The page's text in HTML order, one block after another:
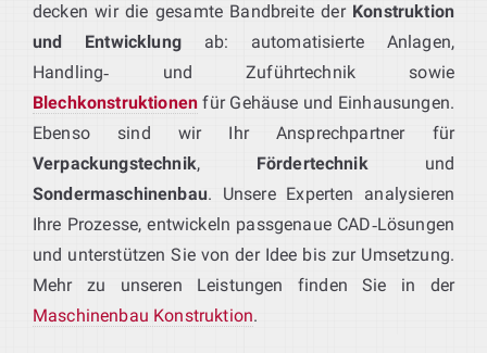
decken wir die gesamte Bandbreite der Konstruktion
und Entwicklungab: automatisierte Anlagen,
Handling‑ und Zuführtechnik sowie
Blechkonstruktionen für Gehäuse und Einhausungen.
Ebenso sind wir Ihr Ansprechpartner für
Verpackungstechnik, Fördertechnikund
Sondermaschinenbau. Unsere Experten analysieren
Ihre Prozesse, entwickeln passgenaue CAD‑Lösungen
und unterstützen Sie von der Idee bis zur Umsetzung.
Mehr zu unseren Leistungen finden Sie in der
Maschinenbau Konstruktion.